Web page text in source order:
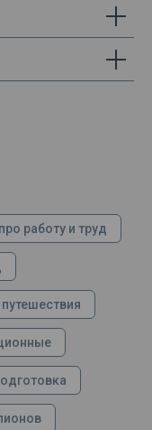
про работу и труд
путешествия